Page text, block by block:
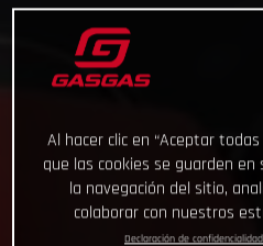
Al hacer clic en “Aceptar
que las cookies se guarden
la navegación del sitio,
colaborar con nuestros
Declaración de